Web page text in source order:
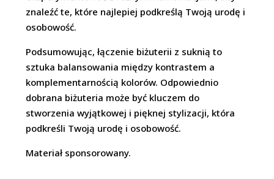
znaleźć te, które najlepiej podkreślą Twoją urodę i
osobowość.
Podsumowując, łączenie biżuterii z suknią to
sztuka balansowania między kontrastem a
komplementarnością kolorów. Odpowiednio
dobrana biżuteria może być kluczem do
stworzenia wyjątkowej i pięknej stylizacji, która
podkreśli Twoją urodę i osobowość.
Materiał sponsorowany.